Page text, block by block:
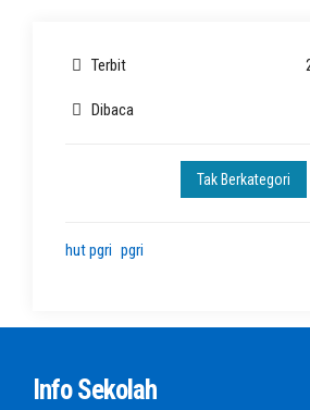
Terbit
Dibaca
Tak Berkategori
hut pgri pgri
Info Sekolah